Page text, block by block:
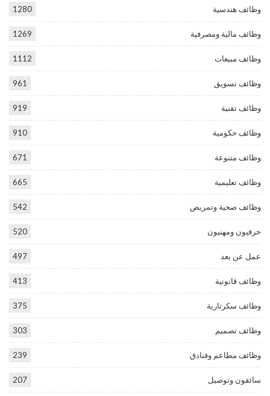
وظائف هندسية 1280
وظائف مالية ومصرفية 1269
وظائف مبيعات 1112
وظائف تسويق 961
وظائف تقنية 919
وظائف حكومية 910
وظائف متنوعة 671
وظائف تعليمية 665
وظائف صحية وتمريض 542
حرفيون ومهنيون 520
عمل عن بعد 497
وظائف قانونية 413
وظائف سكرتارية 375
وظائف تصميم 303
وظائف مطاعم وفنادق 239
سائقون وتوصيل 207